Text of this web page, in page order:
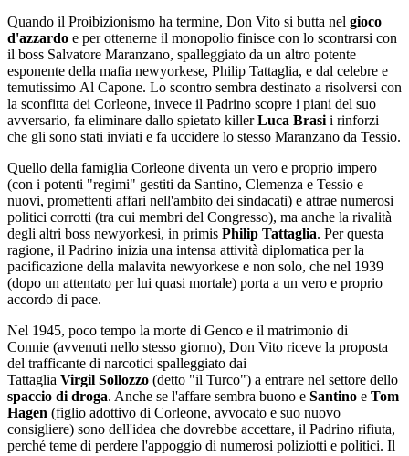
Quando il Proibizionismo ha termine, Don Vito si butta nel gioco
d'azzardo e per ottenerne il monopolio finisce con lo scontrarsi con
il boss Salvatore Maranzano, spalleggiato da un altro potente
esponente della mafia newyorkese, Philip Tattaglia, e dal celebre e
temutissimo Al Capone. Lo scontro sembra destinato a risolversi con
la sconfitta dei Corleone, invece il Padrino scopre i piani del suo
avversario, fa eliminare dallo spietato killerLuca Brasi i rinforzi
che gli sono stati inviati e fa uccidere lo stesso Maranzano da Tessio.
Quello della famiglia Corleone diventa un vero e proprio impero
(con i potenti "regimi" gestiti da Santino, Clemenza e Tessio e
nuovi, promettenti affari nell'ambito dei sindacati) e attrae numerosi
politici corrotti (tra cui membri del Congresso), ma anche la rivalità
degli altri boss newyorkesi, in primis Philip Tattaglia. Per questa
ragione, il Padrino inizia una intensa attività diplomatica per la
pacificazione della malavita newyorkese e non solo, che nel 1939
(dopo un attentato per lui quasi mortale) porta a un vero e proprio
accordo di pace.
Nel 1945, poco tempo la morte di Genco e il matrimonio di
Connie (avvenuti nello stesso giorno), Don Vito riceve la proposta
del trafficante di narcotici spalleggiato dai
Tattaglia Virgil Sollozzo (detto "il Turco") a entrare nel settore dello
spaccio di droga. Anche se l'affare sembra buono e Santino e Tom
Hagen (figlio adottivo di Corleone, avvocato e suo nuovo
consigliere) sono dell'idea che dovrebbe accettare, il Padrino rifiuta,
perché teme di perdere l'appoggio di numerosi poliziotti e politici. Il